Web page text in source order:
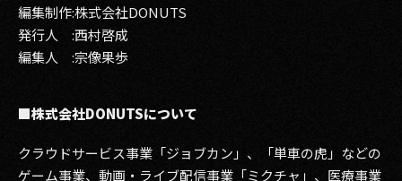
編集制作:株式会社DONUTS
発行人 :西村啓成
編集人 :宗像果歩
■株式会社DONUTSについて
クラウドサービス事業「ジョブカン」、「単車の虎」などの
ゲーム事業、動画・ライブ配信事業「ミクチャ」、医療事業